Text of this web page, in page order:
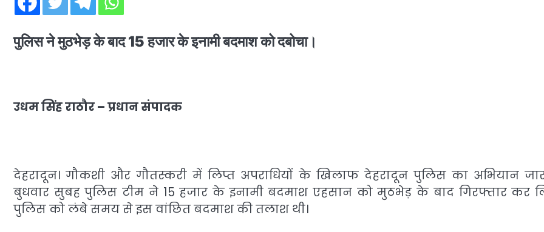
पुलिस ने मुठभेड़ के बाद 15 हजार के इनामी बदमाश को दबोचा।
उधम सिंह राठौर – प्रधान संपादक
देहरादून। गौकशी और गौतस्करी में लिप्त अपराधियों के खिलाफ देहरादून पुलिस का अभियान
बुधवार सुबह पुलिस टीम ने 15 हजार के इनामी बदमाश एहसान को मुठभेड़ के बाद गिरफ्तार कर
पुलिस को लंबे समय से इस वांछित बदमाश की तलाश थी।